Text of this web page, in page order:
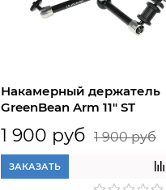
Накамерный держатель
GreenBean Arm 11" ST
1 900 руб 1 900 руб
ЗАКАЗАТЬ